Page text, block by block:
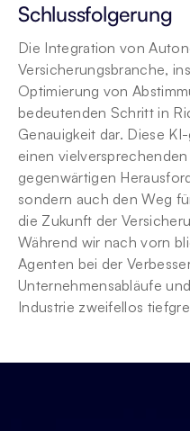
Schlussfolgerung
Die Integration von
Versicherungsbranche,
Optimierung von
bedeutenden Schritt in
Genauigkeit dar. Diese
einen
gegenwärtigen
sondern auch den Weg
die Zukunft der
Während wir nach vorn
Agenten bei der
Unternehmensabläufe
Industrie zweifellos